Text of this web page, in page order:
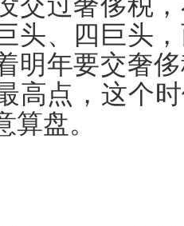
头、四巨头
明年要交奢
高点，这个
算盘。